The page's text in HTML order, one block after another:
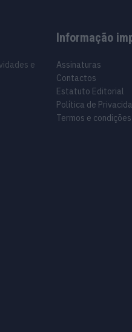
e
Informação
Assinaturas
Contactos
Estatuto Editorial
Política de
Termos e condições